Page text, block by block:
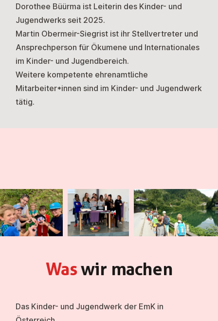
Dorothee Büürma ist Leiterin des Kinder- und
Jugendwerks seit 2025.
Martin Obermeir-Siegrist ist ihr Stellvertreter und
Ansprechperson für Ökumene und Internationales
im Kinder- und Jugendbereich.
Weitere kompetente ehrenamtliche
Mitarbeiter*innen sind im Kinder- und Jugendwerk
tätig.
Waswir machen
Das Kinder- und Jugendwerk der EmK in